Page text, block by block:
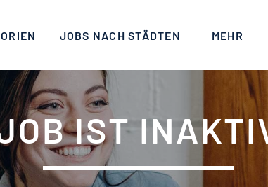
JOBS NACH STÄDTEN MEHR
IST